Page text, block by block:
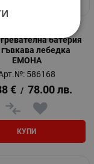
батерия
гъвкава лебедка
ЕМОНА
586168
€ / 78.00 лв.
КУПИ